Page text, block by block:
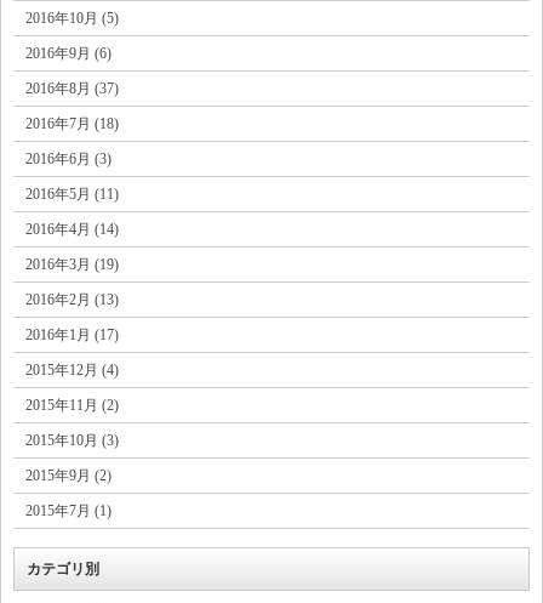
2016年10月 (5)
2016年9月 (6)
2016年8月 (37)
2016年7月 (18)
2016年6月 (3)
2016年5月 (11)
2016年4月 (14)
2016年3月 (19)
2016年2月 (13)
2016年1月 (17)
2015年12月 (4)
2015年11月 (2)
2015年10月 (3)
2015年9月 (2)
2015年7月 (1)
カテゴリ別